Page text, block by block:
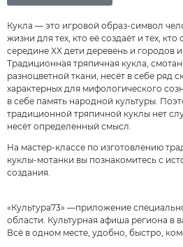
Кукла — это игровой образ-символ
жизни для тех, кто её создаёт и тех,
середине XX дети деревень и городов
Традиционная тряпичная кукла,
разноцветной ткани, несёт в себе ряд
характерных для мифологического
в себе память народной культуры.
традиционной тряпичной куклы нет
несёт определенный смысл.
На мастер-классе по изготовлению
куклы-мотанки вы познакомитесь с
создания.
«Культура73» —приложение
области. Культурная афиша региона в
Всё в одном месте, удобно, быстро,